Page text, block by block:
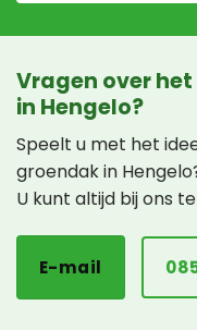
Vragen over
in Hengelo?
Speelt u met het
groendak in
U kunt altijd bij ons
E-mail